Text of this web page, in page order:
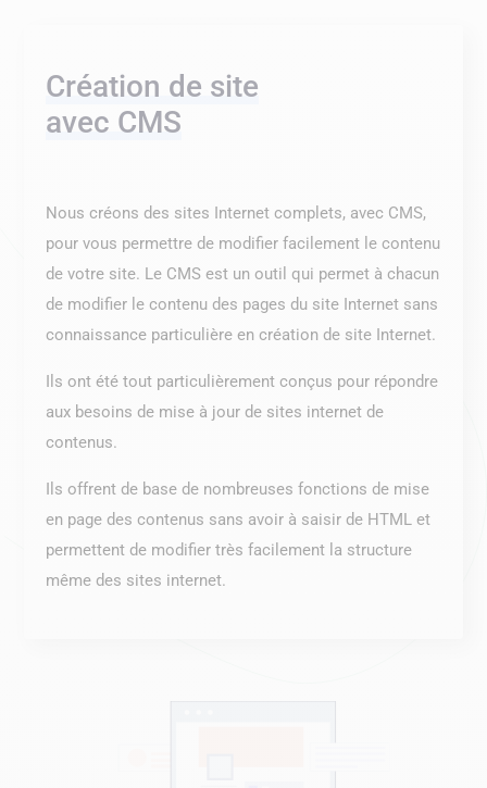
Création de site
avec CMS
Nous créons des sites Internet complets, avec CMS,
pour vous permettre de modifier facilement le contenu
de votre site. Le CMS est un outil qui permet à chacun
de modifier le contenu des pages du site Internet sans
connaissance particulière en création de site Internet.
Ils ont été tout particulièrement conçus pour répondre
aux besoins de mise à jour de sites internet de
contenus.
Ils offrent de base de nombreuses fonctions de mise
en page des contenus sans avoir à saisir de HTML et
permettent de modifier très facilement la structure
même des sites internet.